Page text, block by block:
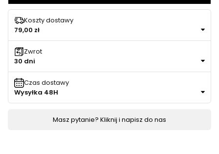
Koszty dostawy
79,00 zł
Zwrot
30 dni
Czas dostawy
Wysyłka 48H
Masz pytanie? Kliknij i napisz do nas